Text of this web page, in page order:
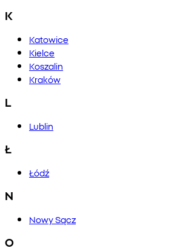
K
Katowice
Kielce
Koszalin
Kraków
L
Lublin
Ł
Łódź
N
Nowy Sącz
O